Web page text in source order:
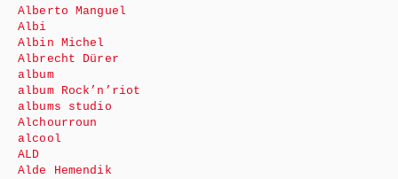
Alberto Manguel
Albi
Albin Michel
Albrecht Dürer
album
album Rock’n’riot
albums studio
Alchourroun
alcool
ALD
Alde Hemendik